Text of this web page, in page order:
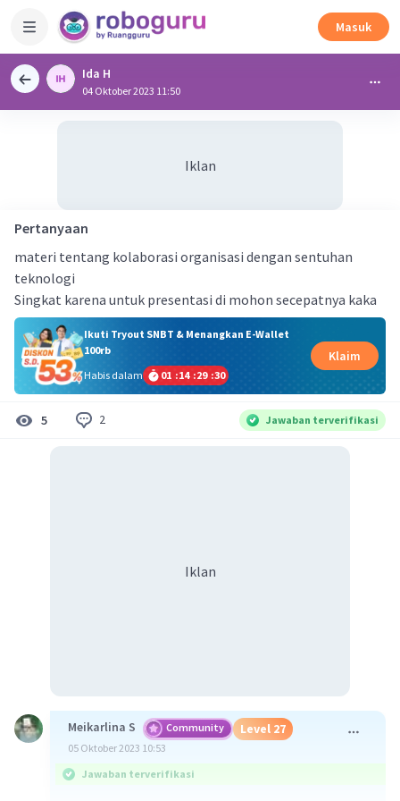
Masuk
Ida H
04 Oktober 2023 11:50
Iklan
Pertanyaan
materi tentang kolaborasi organisasi dengan sentuhan
teknologi
Singkat karena untuk presentasi di mohon secepatnya kaka
Ikuti Tryout SNBT & Menangkan E-Wallet
100rb
Habis dalam
01 :14 :29 :29
Klaim
5 2 Jawaban terverifikasi
Iklan
Meikarlina S Community Level 27
05 Oktober 2023 10:53
Jawaban terverifikasi